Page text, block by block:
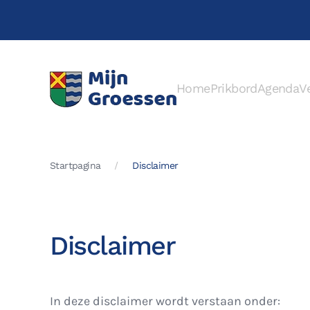
Terug naar hoofdinhoud
HomePrikbordAgenda
Startpagina Disclaimer
Disclaimer
In deze disclaimer wordt verstaan onder: